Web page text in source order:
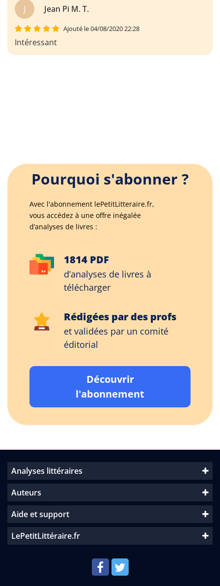
J Jean Pi M. T.
Ajouté le 04/08/2020 22:28
Intéressant
Pourquoi s'abonner ?
Avec l'abonnement lePetitLitteraire.fr,
vous accédez à une offre inégalée
d’analyses de livres :
1814 PDF
d’analyses de livres à
télécharger
Rédigées par des profs
et validées par un comité
éditorial
Découvrir
l'abonnement
Analyses littéraires
Auteurs
Aide et support
LePetitLittéraire.fr